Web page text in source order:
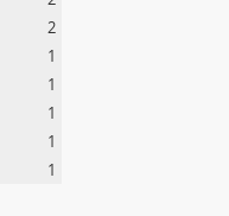
2
1
1
1
1
1